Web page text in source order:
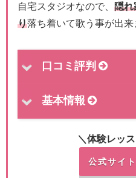
自宅スタジオなので、 隠れ
り落ち着いて歌う事が出来
口コミ評判
基本情報
＼体験レッ
公式サイ